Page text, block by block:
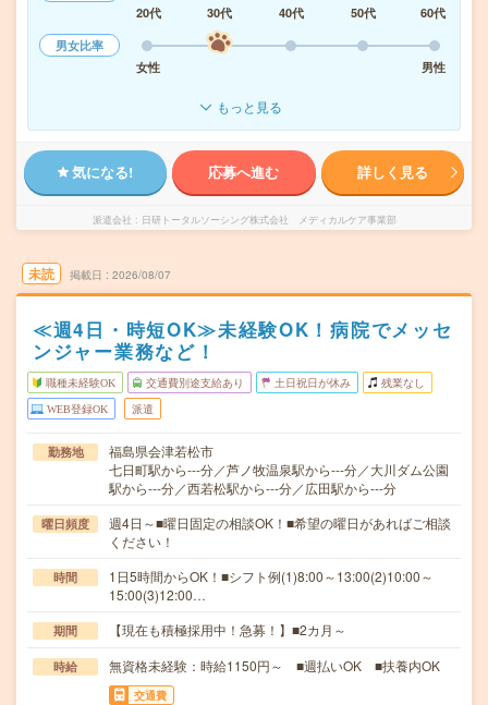
20代
30代 40代 50代
60代
男女比率
女性
男性
もっと見る
気になる! 応募へ進む 詳しく見る
派遣会社 日研トータルソーシング株式会社 メディカルケア事業部
未読 掲載日 2026/08/07
≪週4日・時短OK≫未経験OK！病院でメッセ
ンジャー業務など！
職種未経験OK 交通費別途支給あり 土日祝日が休み 残業なし
WEB登録OK 派遣
勤務地
福島県会津若松市
七日町駅から---分／芦ノ牧温泉駅から---分／大川ダム公園
駅から---分／西若松駅から---分／広田駅から---分
曜日頻度
週4日～■曜日固定の相談OK！■希望の曜日があればご相談
ください！
時間
1日5時間からOK！■シフト例(1)8:00～13:00(2)10:00～
15:00(3)12:00…
期間 【現在も積極採用中！急募！】■2カ月～
時給 無資格未経験：時給1150円～ ■週払いOK ■扶養内OK
交通費